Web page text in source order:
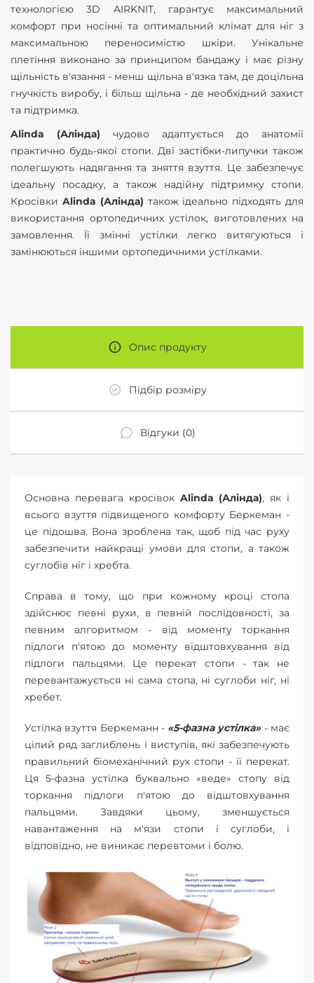
технологією 3D AIRKNIT, гарантує максимальний
комфорт при носінні та оптимальний клімат для ніг з
максимальною переносимістю шкіри. Унікальне
плетіння виконано за принципом бандажу і має різну
щільність в'язання - менш щільна в'язка там, де доцільна
гнучкість виробу, і більш щільна - де необхідний захист
та підтримка.
Alinda (Алінда) чудово адаптується до анатомії
практично будь-якої стопи. Дві застібки-липучки також
полегшують надягання та зняття взуття. Це забезпечує
ідеальну посадку, а також надійну підтримку стопи.
Кросівки Alinda (Алінда) також ідеально підходять для
використання ортопедичних устілок, виготовлених на
замовлення. Її змінні устілки легко витягуються і
замінюються іншими ортопедичними устілками.
Опис продукту
Підбір розміру
Відгуки (0)
Основна перевага кросівок Alinda (Алінда), як і
всього взуття підвищеного комфорту Беркеман -
це підошва. Вона зроблена так, щоб під час руху
забезпечити найкращі умови для стопи, а також
суглобів ніг і хребта.
Справа в тому, що при кожному кроці стопа
здійснює певні рухи, в певній послідовності, за
певним алгоритмом - від моменту торкання
підлоги п'ятою до моменту відштовхування від
підлоги пальцями. Це перекат стопи - так не
перевантажується ні сама стопа, ні суглоби ніг, ні
хребет.
Устілка взуття Беркеманн - «5-фазна устілка»- має
цілий ряд заглиблень і виступів, які забезпечують
правильний біомеханічний рух стопи - її перекат.
Ця 5-фазна устілка буквально «веде» стопу від
торкання підлоги п'ятою до відштовхування
пальцями. Завдяки цьому, зменшується
навантаження на м'язи стопи і суглоби, і
відповідно, не виникає перевтоми і болю.